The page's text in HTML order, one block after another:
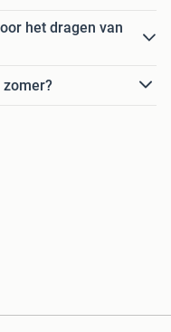
het dragen van
zomer?